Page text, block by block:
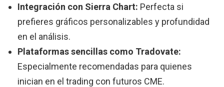
Integración con Sierra Chart: Perfecta si
prefieres gráficos personalizables y profundidad
en el análisis.
Plataformas sencillas como Tradovate:
Especialmente recomendadas para quienes
inician en el trading con futuros CME.